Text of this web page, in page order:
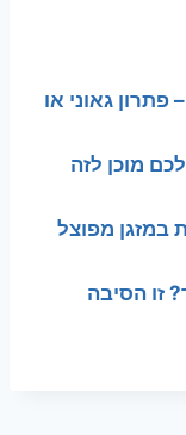
פתרון גאוני או
מוכן לזה
במזגן מפוצל
זו הסיבה